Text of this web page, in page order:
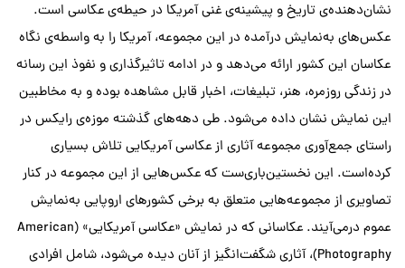
نشان‌دهنده‌ی تاریخ و پیشینه‌ی غنی آمریکا در حیطه‌ی عکاسی است.
عکس‌های به‌نمایش درآمده در این مجموعه، آمریکا را به واسطه‌ی نگاه
عکاسان این کشور ارائه می‌دهد و در ادامه تاثیرگذاری و نفوذ این رسانه
در زندگی روزمره، هنر، تبلیغات، اخبار قابل مشاهده بوده و به مخاطبین
این نمایش نشان داده می‌شود. طی دهه‌های گذشته موزه‌ی رایکس در
راستای جمع‌آوری مجموعه آثاری از عکاسی آمریکایی تلاش بسیاری
کرده‌است. این نخستین‌باری‌ست که عکس‌هایی از این مجموعه در کنار
تصاویری از مجموعه‌هایی متعلق به برخی کشور‌های اروپایی به‌نمایش
عموم درمی‌آیند. عکاسانی که در نمایش «عکاسی آمریکایی» (American
Photography)، آثاری شگفت‌انگیز از آنان دیده می‌شود، شامل افرادی